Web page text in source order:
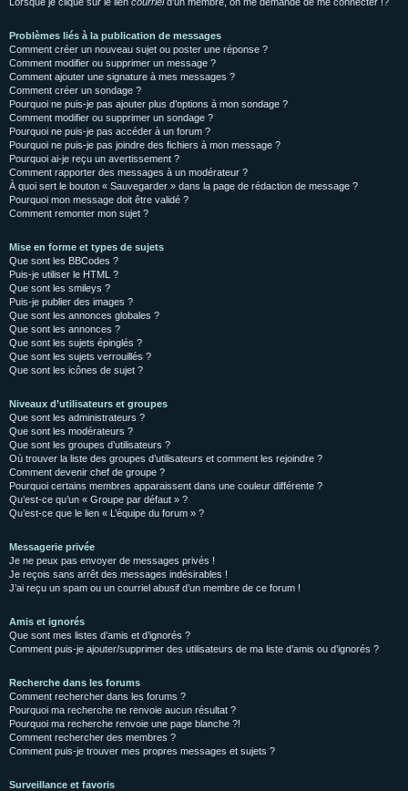
Problèmes liés à la publication de messages
Comment créer un nouveau sujet ou poster une réponse ?
Comment modifier ou supprimer un message ?
Comment ajouter une signature à mes messages ?
Comment créer un sondage ?
Pourquoi ne puis-je pas ajouter plus d’options à mon sondage ?
Comment modifier ou supprimer un sondage ?
Pourquoi ne puis-je pas accéder à un forum ?
Pourquoi ne puis-je pas joindre des fichiers à mon message ?
Pourquoi ai-je reçu un avertissement ?
Comment rapporter des messages à un modérateur ?
À quoi sert le bouton « Sauvegarder » dans la page de rédaction de message ?
Pourquoi mon message doit être validé ?
Comment remonter mon sujet ?
Mise en forme et types de sujets
Que sont les BBCodes ?
Puis-je utiliser le HTML ?
Que sont les smileys ?
Puis-je publier des images ?
Que sont les annonces globales ?
Que sont les annonces ?
Que sont les sujets épinglés ?
Que sont les sujets verrouillés ?
Que sont les icônes de sujet ?
Niveaux d’utilisateurs et groupes
Que sont les administrateurs ?
Que sont les modérateurs ?
Que sont les groupes d’utilisateurs ?
Où trouver la liste des groupes d’utilisateurs et comment les rejoindre ?
Comment devenir chef de groupe ?
Pourquoi certains membres apparaissent dans une couleur différente ?
Qu’est-ce qu’un « Groupe par défaut » ?
Qu’est-ce que le lien « L’équipe du forum » ?
Messagerie privée
Je ne peux pas envoyer de messages privés !
Je reçois sans arrêt des messages indésirables !
J’ai reçu un spam ou un courriel abusif d’un membre de ce forum !
Amis et ignorés
Que sont mes listes d’amis et d’ignorés ?
Comment puis-je ajouter/supprimer des utilisateurs de ma liste d’amis ou d’ignorés ?
Recherche dans les forums
Comment rechercher dans les forums ?
Pourquoi ma recherche ne renvoie aucun résultat ?
Pourquoi ma recherche renvoie une page blanche ?!
Comment rechercher des membres ?
Comment puis-je trouver mes propres messages et sujets ?
Surveillance et favoris